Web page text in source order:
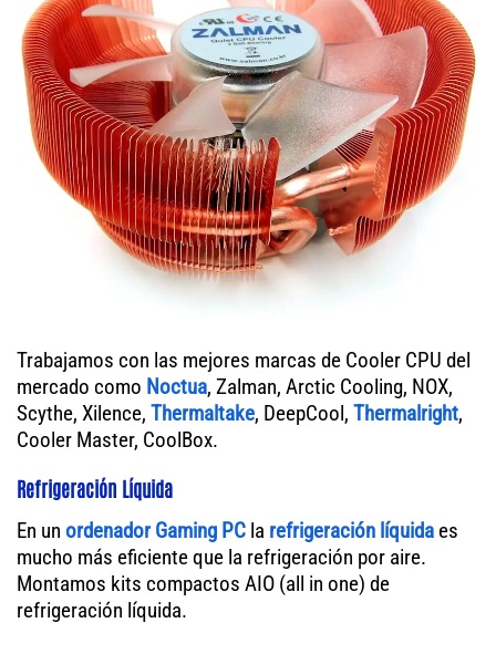
Trabajamos con las mejores marcas de Cooler CPU del
mercado como Noctua, Zalman, Arctic Cooling, NOX,
Scythe, Xilence, Thermaltake, DeepCool, Thermalright,
Cooler Master, CoolBox.
Refrigeración Líquida
En un ordenador Gaming PC la refrigeración líquida es
mucho más eficiente que la refrigeración por aire.
Montamos kits compactos AIO (all in one) de
refrigeración líquida.